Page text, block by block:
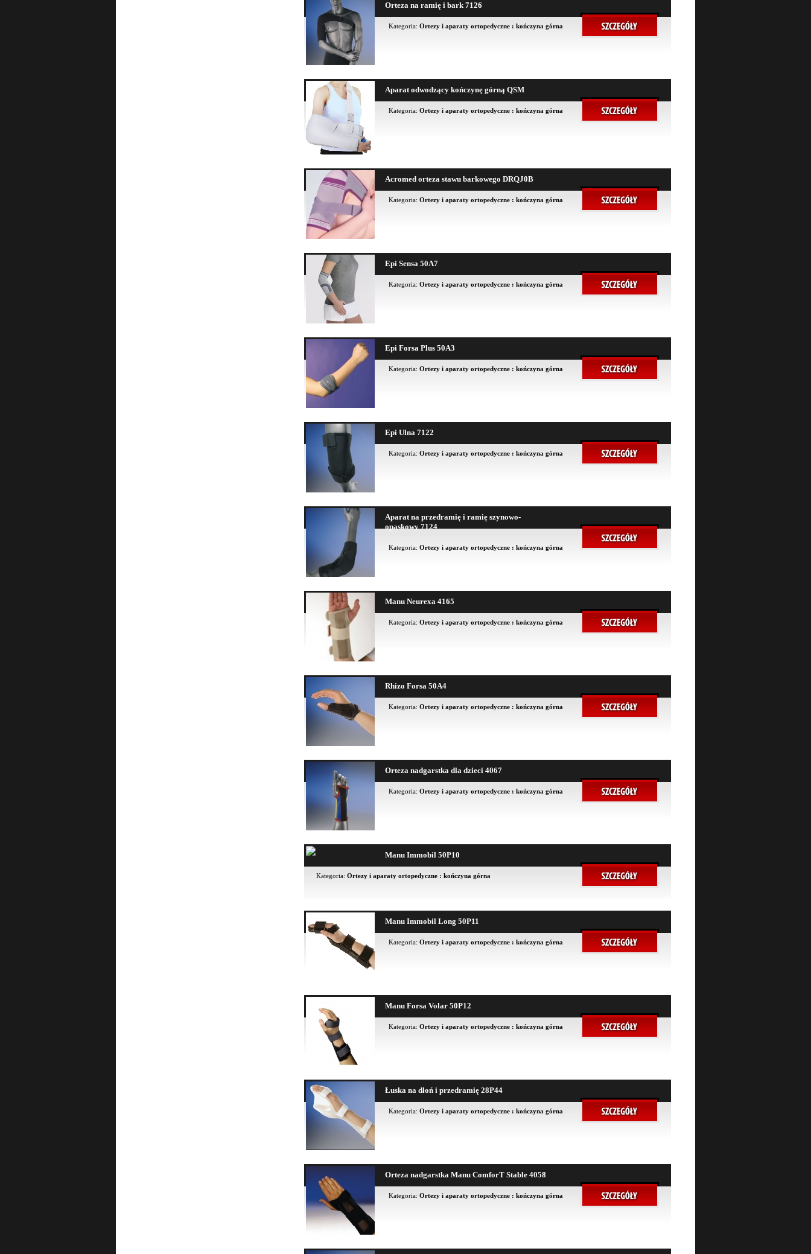
Orteza na ramię i bark 7126
Kategoria: Ortezy i aparaty ortopedyczne : kończyna górna
Aparat odwodzący kończynę górną QSM
Kategoria: Ortezy i aparaty ortopedyczne : kończyna górna
Acromed orteza stawu barkowego DRQJ0B
Kategoria: Ortezy i aparaty ortopedyczne : kończyna górna
Epi Sensa 50A7
Kategoria: Ortezy i aparaty ortopedyczne : kończyna górna
Epi Forsa Plus 50A3
Kategoria: Ortezy i aparaty ortopedyczne : kończyna górna
Epi Ulna 7122
Kategoria: Ortezy i aparaty ortopedyczne : kończyna górna
Aparat na przedramię i ramię szynowo-
opaskowy 7124
Kategoria: Ortezy i aparaty ortopedyczne : kończyna górna
Manu Neurexa 4165
Kategoria: Ortezy i aparaty ortopedyczne : kończyna górna
Rhizo Forsa 50A4
Kategoria: Ortezy i aparaty ortopedyczne : kończyna górna
Orteza nadgarstka dla dzieci 4067
Kategoria: Ortezy i aparaty ortopedyczne : kończyna górna
Manu Immobil 50P10
Kategoria: Ortezy i aparaty ortopedyczne : kończyna górna
Manu Immobil Long 50P11
Kategoria: Ortezy i aparaty ortopedyczne : kończyna górna
Manu Forsa Volar 50P12
Kategoria: Ortezy i aparaty ortopedyczne : kończyna górna
Łuska na dłoń i przedramię 28P44
Kategoria: Ortezy i aparaty ortopedyczne : kończyna górna
Orteza nadgarstka Manu ComforT Stable 4058
Kategoria: Ortezy i aparaty ortopedyczne : kończyna górna